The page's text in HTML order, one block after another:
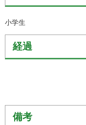
小学生
経過
備考